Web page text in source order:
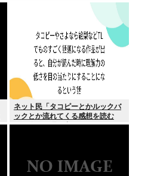
ネット民「タコピーとかルックバ
ックとか流れてくる感想を読む
と、俺って理解力低すぎ！？ って